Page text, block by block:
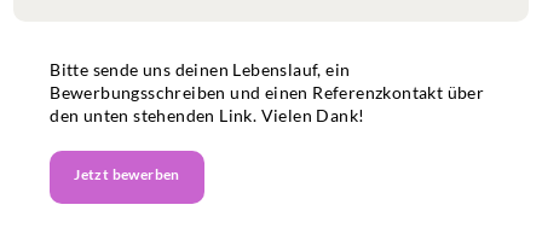
Bitte sende uns deinen Lebenslauf, ein
Bewerbungsschreiben und einen Referenzkontakt über
den unten stehenden Link. Vielen Dank!
Jetzt bewerben